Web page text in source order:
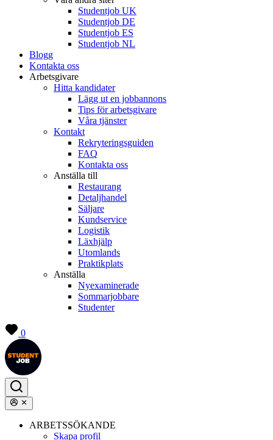
Studentjob UK
Studentjob DE
Studentjob ES
Studentjob NL
Blogg
Kontakta oss
Arbetsgivare
Hitta kandidater
Lägg ut en jobbannons
Tips för arbetsgivare
Våra tjänster
Kontakt
Rekryteringsguiden
FAQ
Kontakta oss
Anställa till
Restaurang
Detaljhandel
Säljare
Kundservice
Logistik
Läxhjälp
Utomlands
Praktikplats
Anställa
Nyexaminerade
Sommarjobbare
Studenter
0
ARBETSSÖKANDE
Skapa profil